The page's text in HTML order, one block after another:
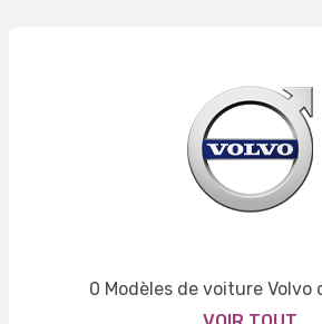
0 Modèles de voiture Volvo